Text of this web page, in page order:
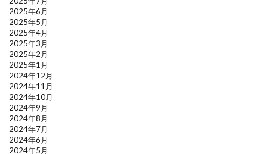
2025年6月
2025年5月
2025年4月
2025年3月
2025年2月
2025年1月
2024年12月
2024年11月
2024年10月
2024年9月
2024年8月
2024年7月
2024年6月
2024年5月